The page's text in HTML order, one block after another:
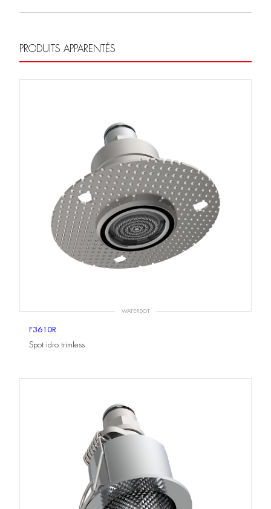
PRODUITS APPARENTÉS
WATERDOT
F3610R
Spot idro trimless